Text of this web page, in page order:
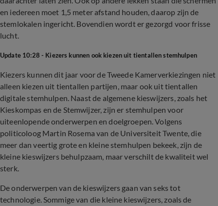
en iedereen moet 1,5 meter afstand houden, daarop zijn de
stemlokalen ingericht. Bovendien wordt er gezorgd voor frisse
lucht.
Update 10:28 - Kiezers kunnen ook kiezen uit tientallen stemhulpen
Kiezers kunnen dit jaar voor de Tweede Kamerverkiezingen niet
alleen kiezen uit tientallen partijen, maar ook uit tientallen
digitale stemhulpen. Naast de algemene kieswijzers, zoals het
Kieskompas en de Stemwijzer, zijn er stemhulpen voor
uiteenlopende onderwerpen en doelgroepen. Volgens
politicoloog Martin Rosema van de Universiteit Twente, die
meer dan veertig grote en kleine stemhulpen bekeek, zijn de
kleine kieswijzers behulpzaam, maar verschilt de kwaliteit wel
sterk.
De onderwerpen van de kieswijzers gaan van seks tot
technologie. Sommige van die kleine kieswijzers, zoals de